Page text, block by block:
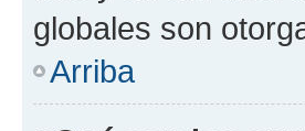
globales son
Arriba